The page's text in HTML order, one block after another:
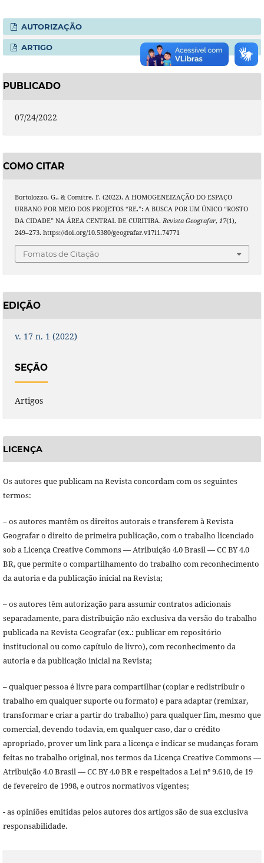
AUTORIZAÇÃO
ARTIGO
PUBLICADO
07/24/2022
COMO CITAR
Bortolozzo, G., & Comitre, F. (2022). A HOMOGENEIZAÇÃO DO ESPAÇO
URBANO POR MEIO DOS PROJETOS “RE.”: A BUSCA POR UM ÚNICO “ROSTO
DA CIDADE” NA ÁREA CENTRAL DE CURITIBA. Revista Geografar, 17(1),
249–273. https://doi.org/10.5380/geografar.v17i1.74771
Fomatos de Citação
EDIÇÃO
v. 17 n. 1 (2022)
SEÇÃO
Artigos
LICENÇA
Os autores que publicam na Revista concordam com os seguintes
termos:
– os autores mantêm os direitos autorais e transferem à Revista
Geografar o direito de primeira publicação, com o trabalho licenciado
sob a Licença Creative Commons — Atribuição 4.0 Brasil — CC BY 4.0
BR, que permite o compartilhamento do trabalho com reconhecimento
da autoria e da publicação inicial na Revista;
– os autores têm autorização para assumir contratos adicionais
separadamente, para distribuição não exclusiva da versão do trabalho
publicada na Revista Geografar (ex.: publicar em repositório
institucional ou como capítulo de livro), com reconhecimento da
autoria e da publicação inicial na Revista;
– qualquer pessoa é livre para compartilhar (copiar e redistribuir o
trabalho em qualquer suporte ou formato) e para adaptar (remixar,
transformar e criar a partir do trabalho) para qualquer fim, mesmo que
comercial, devendo todavia, em qualquer caso, dar o crédito
apropriado, prover um link para a licença e indicar se mudanças foram
feitas no trabalho original, nos termos da Licença Creative Commons —
Atribuição 4.0 Brasil — CC BY 4.0 BR e respeitados a Lei nº 9.610, de 19
de fevereiro de 1998, e outros normativos vigentes;
- as opiniões emitidas pelos autores dos artigos são de sua exclusiva
responsabilidade.